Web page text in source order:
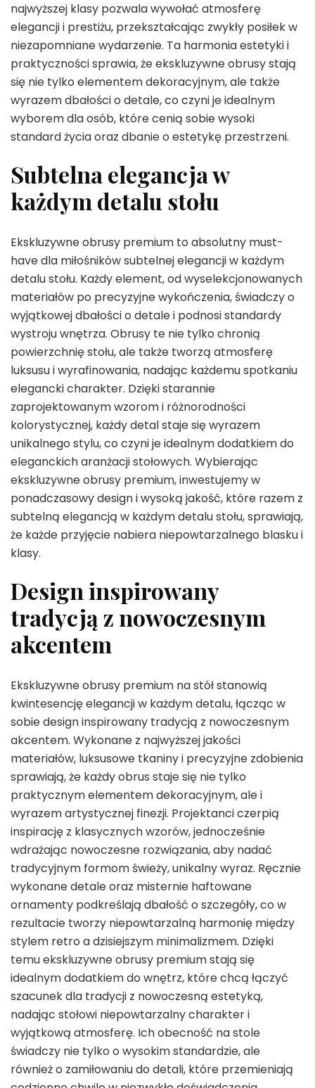
najwyższej klasy pozwala wywołać atmosferę
elegancji i prestiżu, przekształcając zwykły posiłek w
niezapomniane wydarzenie. Ta harmonia estetyki i
praktyczności sprawia, że ekskluzywne obrusy stają
się nie tylko elementem dekoracyjnym, ale także
wyrazem dbałości o detale, co czyni je idealnym
wyborem dla osób, które cenią sobie wysoki
standard życia oraz dbanie o estetykę przestrzeni.
Subtelna elegancja w
każdym detalu stołu
Ekskluzywne obrusy premium to absolutny must-
have dla miłośników subtelnej elegancji w każdym
detalu stołu. Każdy element, od wyselekcjonowanych
materiałów po precyzyjne wykończenia, świadczy o
wyjątkowej dbałości o detale i podnosi standardy
wystroju wnętrza. Obrusy te nie tylko chronią
powierzchnię stołu, ale także tworzą atmosferę
luksusu i wyrafinowania, nadając każdemu spotkaniu
elegancki charakter. Dzięki starannie
zaprojektowanym wzorom i różnorodności
kolorystycznej, każdy detal staje się wyrazem
unikalnego stylu, co czyni je idealnym dodatkiem do
eleganckich aranżacji stołowych. Wybierając
ekskluzywne obrusy premium, inwestujemy w
ponadczasowy design i wysoką jakość, które razem z
subtelną elegancją w każdym detalu stołu, sprawiają,
że każde przyjęcie nabiera niepowtarzalnego blasku i
klasy.
Design inspirowany
tradycją z nowoczesnym
akcentem
Ekskluzywne obrusy premium na stół stanowią
kwintesencję elegancji w każdym detalu, łącząc w
sobie design inspirowany tradycją z nowoczesnym
akcentem. Wykonane z najwyższej jakości
materiałów, luksusowe tkaniny i precyzyjne zdobienia
sprawiają, że każdy obrus staje się nie tylko
praktycznym elementem dekoracyjnym, ale i
wyrazem artystycznej finezji. Projektanci czerpią
inspirację z klasycznych wzorów, jednocześnie
wdrażając nowoczesne rozwiązania, aby nadać
tradycyjnym formom świeży, unikalny wyraz. Ręcznie
wykonane detale oraz misternie haftowane
ornamenty podkreślają dbałość o szczegóły, co w
rezultacie tworzy niepowtarzalną harmonię między
stylem retro a dzisiejszym minimalizmem. Dzięki
temu ekskluzywne obrusy premium stają się
idealnym dodatkiem do wnętrz, które chcą łączyć
szacunek dla tradycji z nowoczesną estetyką,
nadając stołowi niepowtarzalny charakter i
wyjątkową atmosferę. Ich obecność na stole
świadczy nie tylko o wysokim standardzie, ale
również o zamiłowaniu do detali, które przemieniają